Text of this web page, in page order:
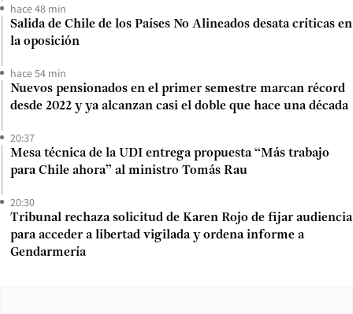
hace 48 min
Salida de Chile de los Países No Alineados desata críticas en
la oposición
hace 54 min
Nuevos pensionados en el primer semestre marcan récord
desde 2022 y ya alcanzan casi el doble que hace una década
20:37
Mesa técnica de la UDI entrega propuesta “Más trabajo
para Chile ahora” al ministro Tomás Rau
20:30
Tribunal rechaza solicitud de Karen Rojo de fijar audiencia
para acceder a libertad vigilada y ordena informe a
Gendarmería